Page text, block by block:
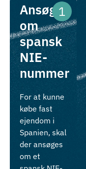
Ansøg
om
spansk
NIE-
nummer
For at kunne
købe fast
ejendom i
Spanien, skal
der ansøges
om et
1